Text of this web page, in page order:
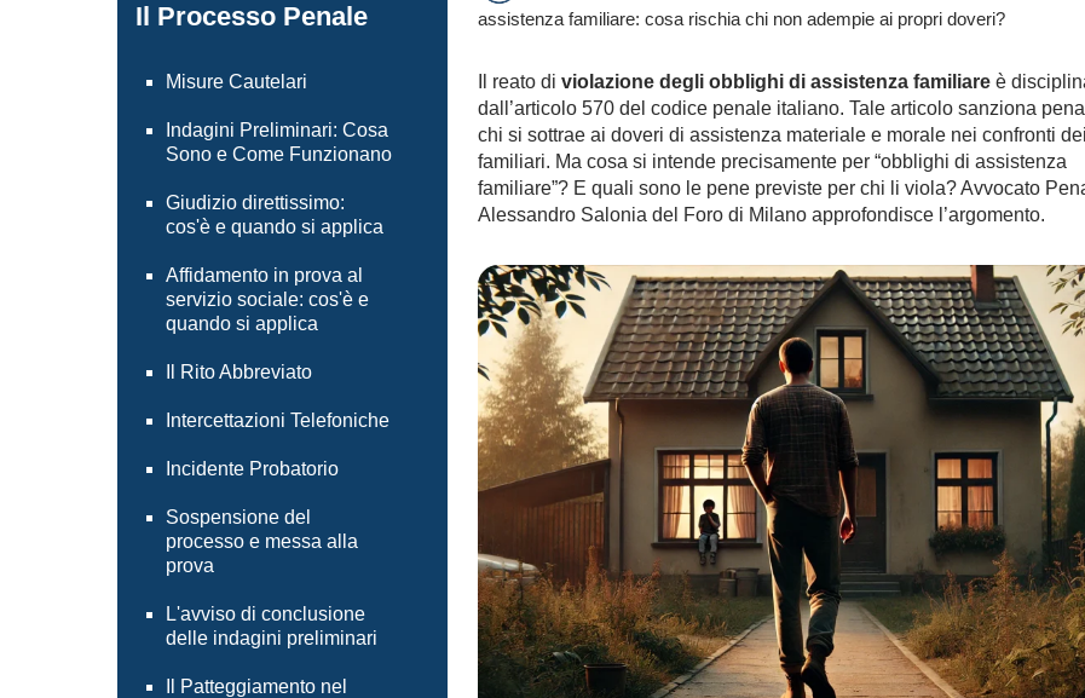
Il Processo Penale
Misure Cautelari
Indagini Preliminari: Cosa
Sono e Come Funzionano
Giudizio direttissimo:
cos'è e quando si applica
Affidamento in prova al
servizio sociale: cos'è e
quando si applica
Il Rito Abbreviato
Intercettazioni Telefoniche
Incidente Probatorio
Sospensione del
processo e messa alla
prova
L'avviso di conclusione
delle indagini preliminari
Il Patteggiamento nel
assistenza familiare: cosa rischia chi non adempie ai propri doveri?
Il reato di violazione degli obblighi di assistenza familiareè
dall’articolo 570 del codice penale italiano. Tale articolo sanziona
chi si sottrae ai doveri di assistenza materiale e morale nei confronti
familiari. Ma cosa si intende precisamente per “obblighi di assistenza
familiare”? E quali sono le pene previste per chi li viola? Avvocato
Alessandro Salonia del Foro di Milano approfondisce l’argomento.